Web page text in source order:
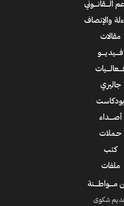
الــــقانــــوني
والإنصاف
مقالات
فــــيديــــو
جاليري
بودكاست
أصــــداء
حـملات
كتب
ملفات
مــــواطــــنة
شكوى